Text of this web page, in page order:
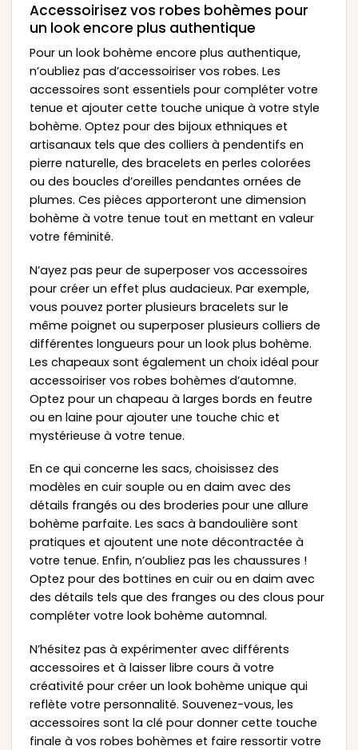
Accessoirisez vos robes bohèmes pour
un look encore plus authentique
Pour un look bohème encore plus authentique,
n’oubliez pas d’accessoiriser vos robes. Les
accessoires sont essentiels pour compléter votre
tenue et ajouter cette touche unique à votre style
bohème. Optez pour des bijoux ethniques et
artisanaux tels que des colliers à pendentifs en
pierre naturelle, des bracelets en perles colorées
ou des boucles d’oreilles pendantes ornées de
plumes. Ces pièces apporteront une dimension
bohème à votre tenue tout en mettant en valeur
votre féminité.
N’ayez pas peur de superposer vos accessoires
pour créer un effet plus audacieux. Par exemple,
vous pouvez porter plusieurs bracelets sur le
même poignet ou superposer plusieurs colliers de
différentes longueurs pour un look plus bohème.
Les chapeaux sont également un choix idéal pour
accessoiriser vos robes bohèmes d’automne.
Optez pour un chapeau à larges bords en feutre
ou en laine pour ajouter une touche chic et
mystérieuse à votre tenue.
En ce qui concerne les sacs, choisissez des
modèles en cuir souple ou en daim avec des
détails frangés ou des broderies pour une allure
bohème parfaite. Les sacs à bandoulière sont
pratiques et ajoutent une note décontractée à
votre tenue. Enfin, n’oubliez pas les chaussures !
Optez pour des bottines en cuir ou en daim avec
des détails tels que des franges ou des clous pour
compléter votre look bohème automnal.
N’hésitez pas à expérimenter avec différents
accessoires et à laisser libre cours à votre
créativité pour créer un look bohème unique qui
reflète votre personnalité. Souvenez-vous, les
accessoires sont la clé pour donner cette touche
finale à vos robes bohèmes et faire ressortir votre